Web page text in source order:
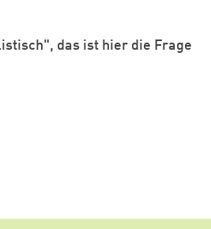
das ist hier die Frage